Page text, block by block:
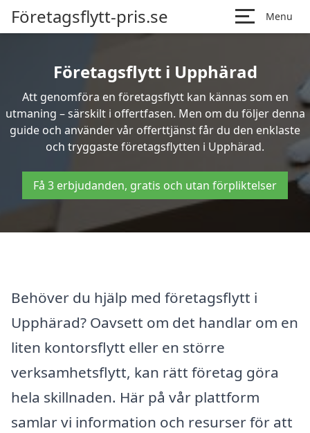
Företagsflytt-pris.se Menu
Företagsflytt i Upphärad
Att genomföra en företagsflytt kan kännas som en
utmaning – särskilt i offertfasen. Men om du följer denna
guide och använder vår offerttjänst får du den enklaste
och tryggaste företagsflytten i Upphärad.
Få 3 erbjudanden, gratis och utan förpliktelser
Behöver du hjälp med företagsflytt i
Upphärad? Oavsett om det handlar om en
liten kontorsflytt eller en större
verksamhetsflytt, kan rätt företag göra
hela skillnaden. Här på vår plattform
samlar vi information och resurser för att